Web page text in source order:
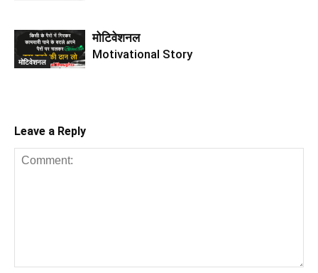
मोटिवेशनल
मोटिवेशनल
Motivational Story
Leave a Reply